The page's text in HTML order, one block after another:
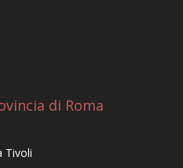
di Roma
Tivoli